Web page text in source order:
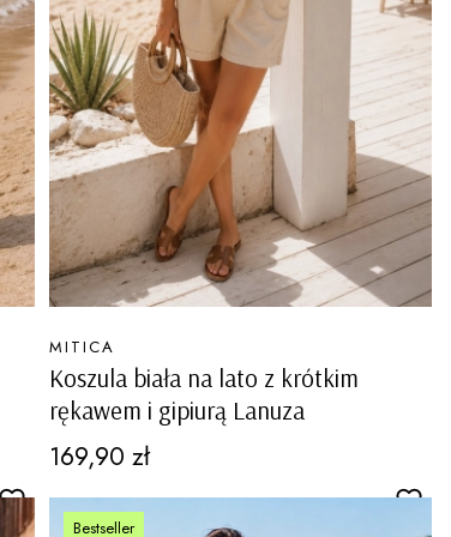
Koszula biała na lato z krótkim
rękawem i gipiurą Lanuza
PRODUCENT
MITICA
Cena
169,90 zł
Bestseller